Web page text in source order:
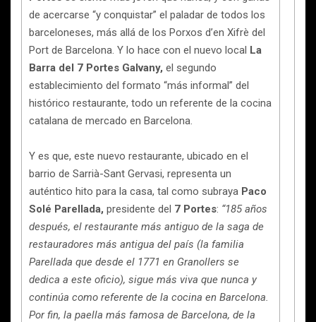
de acercarse “y conquistar” el paladar de todos los
barceloneses, más allá de los Porxos d’en Xifrè del
Port de Barcelona. Y lo hace con el nuevo local La
Barra del 7 Portes Galvany, el segundo
establecimiento del formato “más informal” del
histórico restaurante, todo un referente de la cocina
catalana de mercado en Barcelona.
Y es que, este nuevo restaurante, ubicado en el
barrio de Sarrià-Sant Gervasi, representa un
auténtico hito para la casa, tal como subraya Paco
Solé Parellada, presidente del 7 Portes: “185 años
después, el restaurante más antiguo de la saga de
restauradores más antigua del país (la familia
Parellada que desde el 1771 en Granollers se
dedica a este oficio), sigue más viva que nunca y
continúa como referente de la cocina en Barcelona.
Por fin, la paella más famosa de Barcelona, de la